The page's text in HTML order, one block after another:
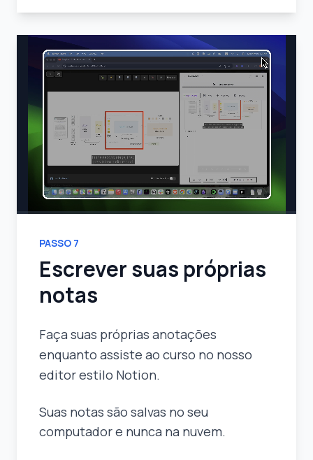
PASSO 7
Escrever suas próprias
notas
Faça suas próprias anotações
enquanto assiste ao curso no nosso
editor estilo Notion.
Suas notas são salvas no seu
computador e nunca na nuvem.